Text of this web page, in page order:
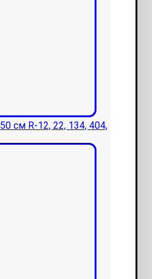
см R-12, 22, 134, 404,